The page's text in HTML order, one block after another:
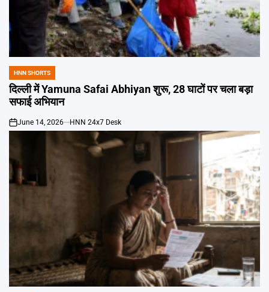
POSTED
IN
HNN SHORTS
दिल्ली में Yamuna Safai Abhiyan शुरू, 28 घाटों पर चला बड़ा
सफाई अभियान
on
June 14, 2026 HNN 24x7 Desk